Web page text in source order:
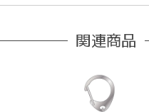
関連商品